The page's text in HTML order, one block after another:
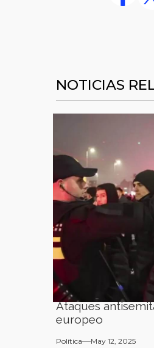
NOTICIAS
Ataques
europeo
Política May 12, 2025